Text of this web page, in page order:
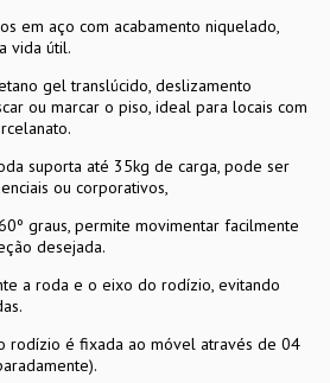
em aço com acabamento niquelado,
vida útil.
gel translúcido, deslizamento
ou marcar o piso, ideal para locais com
suporta até 35kg de carga, pode ser
ou corporativos,
graus, permite movimentar facilmente
desejada.
a roda e o eixo do rodízio, evitando
rodízio é fixada ao móvel através de 04